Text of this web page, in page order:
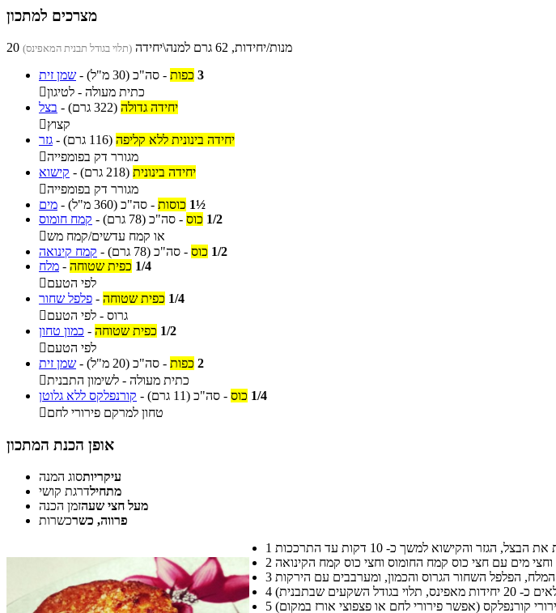
מצרכים למתכון
20 מנות/יחידות, 62 גרם למנה\יחידה (תלוי בגודל תבנית המאפינס)
שמן זית - 3 כפות - סה"כ (30 מ"ל)
כתית מעולה - לטיגון
בצל - יחידה גדולה (322 גרם)
קצוץ
גזר - יחידה בינונית ללא קליפה (116 גרם)
מגורר דק בפומפייה
קישוא - יחידה בינונית (218 גרם)
מגורר דק בפומפייה
מים - 1½ כוסות - סה"כ (360 מ"ל)
קמח חומוס - 1/2 כוס - סה"כ (78 גרם)
או קמח עדשים/קמח מש
קמח קינואה - 1/2 כוס - סה"כ (78 גרם)
מלח - 1/4 כפית שטוחה
לפי הטעם
פלפל שחור - 1/4 כפית שטוחה
גרוס - לפי הטעם
כמון טחון - 1/2 כפית שטוחה
לפי הטעם
שמן זית - 2 כפות - סה"כ (20 מ"ל)
כתית מעולה - לשימון התבנית
קורנפלקס ללא גלוטן - 1/4 כוס - סה"כ (11 גרם)
טחון למרקם פירורי לחם
אופן הכנת המתכון
עיקריותסוג המנה
מתחילדרגת קושי
מעל חצי שעהזמן הכנה
פרווה, כשרכשרות
1
2
3
4
5